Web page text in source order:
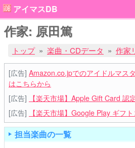
アイマスDB
作家: 原田篤
トップ 楽曲・CDデータ 作家
[広告] Amazon.co.jpでのアイドルマス
はこちらから
[広告]
【楽天市場】Apple Gift Card 認
[広告]
【楽天市場】Google Play ギフ
担当楽曲の一覧